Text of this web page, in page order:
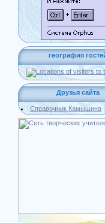
география
Друзья сайта
Справочник Камышина